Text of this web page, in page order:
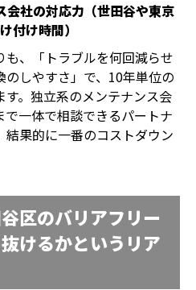
会社の対応力（世田谷や東京
付け時間）
、「トラブルを何回減らせ
しやすさ」で、10年単位の
。独立系のメンテナンス会
一体で相談できるパートナ
果的に一番のコストダウン
区のバリアフリー
けるかというリア